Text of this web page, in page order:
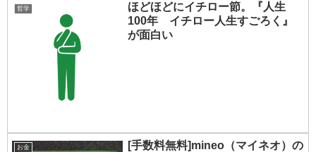
哲学
ほどほどにイチロー節。『人生
100年 イチロー人生すごろく』
が面白い
お金
[手数料無料]mineo（マイネオ）の